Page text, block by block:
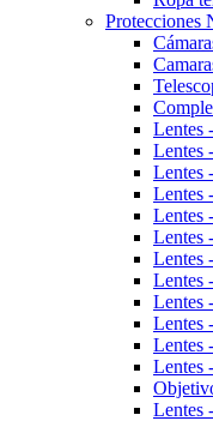
Protecciones
Lentes
Lentes
Lentes
Lentes
Lentes
Lentes
Lentes
Lentes
Lentes
Lentes
Lentes
Lentes
Lentes